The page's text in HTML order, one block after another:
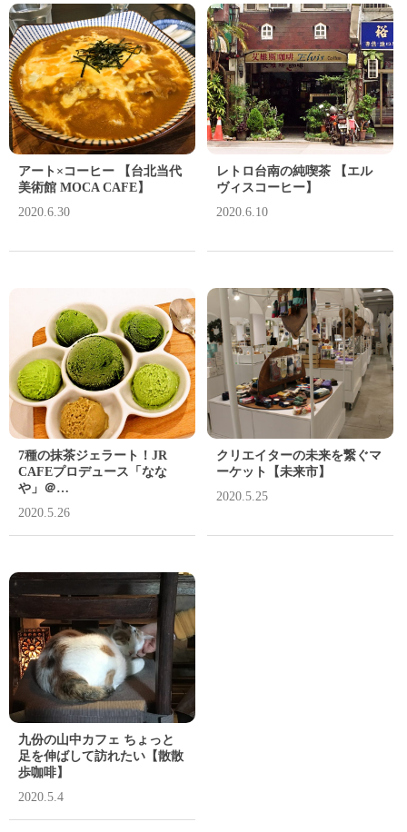
アート×コーヒー 【台北当代
美術館 MOCA CAFE】
2020.6.30
レトロ台南の純喫茶 【エル
ヴィスコーヒー】
2020.6.10
7種の抹茶ジェラート！JR
CAFEプロデュース「なな
や」＠…
2020.5.26
クリエイターの未来を繋ぐマ
ーケット【未来市】
2020.5.25
九份の山中カフェ ちょっと
足を伸ばして訪れたい【散散
歩咖啡】
2020.5.4